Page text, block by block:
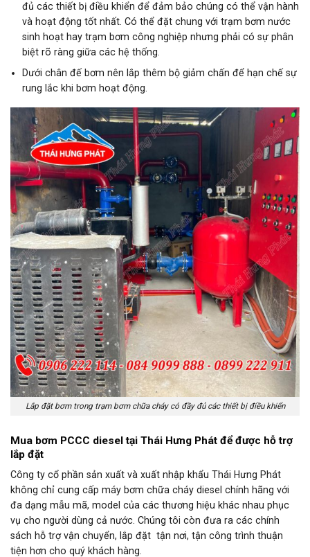
đủ các thiết bị điều khiển để đảm bảo chúng có thể vận hành
và hoạt động tốt nhất. Có thể đặt chung với trạm bơm nước
sinh hoạt hay trạm bơm công nghiệp nhưng phải có sự phân
biệt rõ ràng giữa các hệ thống.
Dưới chân đế bơm nên lắp thêm bộ giảm chấn để hạn chế sự
rung lắc khi bơm hoạt động.
Lắp đặt bơm trong trạm bơm chữa cháy có đầy đủ các thiết bị điều khiển
Mua bơm PCCC diesel tại Thái Hưng Phát để được hỗ trợ
lắp đặt
Công ty cổ phần sản xuất và xuất nhập khẩu Thái Hưng Phát
không chỉ cung cấp máy bơm chữa cháy diesel chính hãng với
đa dạng mẫu mã, model của các thương hiệu khác nhau phục
vụ cho người dùng cả nước. Chúng tôi còn đưa ra các chính
sách hỗ trợ vận chuyển, lắp đặt tận nơi, tận công trình thuận
tiện hơn cho quý khách hàng.